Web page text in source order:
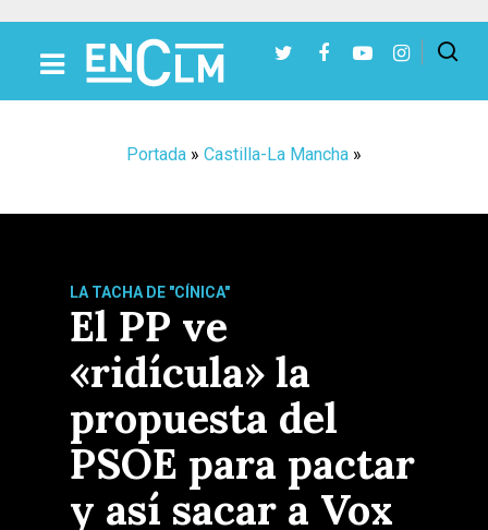
Portada » Castilla-La Mancha »
LA TACHA DE "CÍNICA"
El PP ve
«ridícula» la
propuesta del
PSOE para pactar
y así sacar a Vox